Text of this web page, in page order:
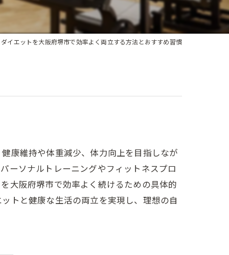
ダイエットを大阪府堺市で効率よく両立する方法とおすすめ習慣
康維持や体重減少、体力向上を目指しなが
ーソナルトレーニングやフィットネスプロ
大阪府堺市で効率よく続けるための具体的
トと健康な生活の両立を実現し、理想の自